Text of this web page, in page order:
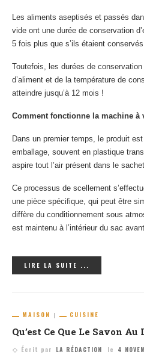
Les aliments aseptisés et passés
vide ont une durée de conservation
5 fois plus que s’ils étaient
Toutefois, les durées de
d’aliment et de la température de
atteindre jusqu’à 12 mois !
Comment fonctionne la machine à
Dans un premier temps, le produit est
emballage, souvent en plastique
aspire tout l’air présent dans le
Ce processus de scellement
une pièce spécifique, qui peut être
diffère du conditionnement sous
est maintenu à l’intérieur du sac
LIRE LA SUITE ...
MAISON CUISINE
Qu’est Ce Que Le Savon
Écrit par LA RÉDACTION le 4